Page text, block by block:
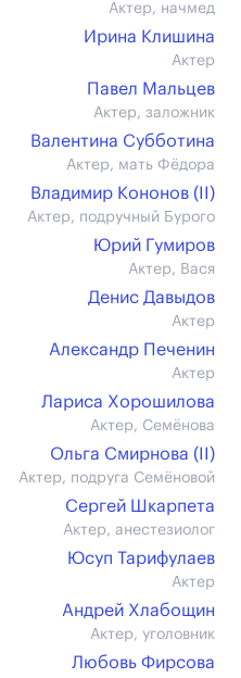
Актер, начмед
Ирина Клишина
Актер
Павел Мальцев
Актер, заложник
Валентина Субботина
Актер, мать Фёдора
Владимир Кононов (II)
Актер, подручный Бурого
Юрий Гумиров
Актер, Вася
Денис Давыдов
Актер
Александр Печенин
Актер
Лариса Хорошилова
Актер, Семёнова
Ольга Смирнова (II)
Актер, подруга Семёновой
Сергей Шкарпета
Актер, анестезиолог
Юсуп Тарифулаев
Актер
Андрей Хлабощин
Актер, уголовник
Любовь Фирсова